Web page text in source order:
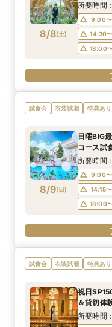
8/8(土)
所要時間
9:00〜
14:30〜
18:00
試食会 衣装試着 特典あり
8/9(日)
日曜BIG
コース試
所要時間
9:00〜
14:15〜
18:00
試食会 衣装試着 特典あり
祝日
＆貸切体
所要時間